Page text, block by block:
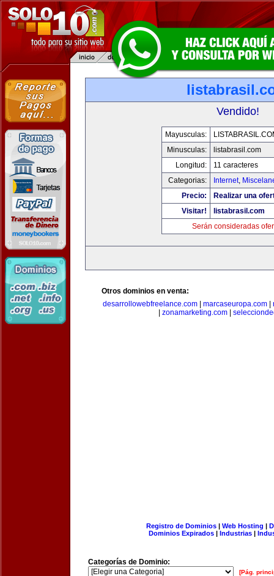
Vendido!
Mayusculas:
Minusculas:
listabrasil.com
Longitud:
11 caracteres
Categorias:
Internet,
Precio:
Realizar una
Visitar!
listabrasil.com
Serán consideradas
Otros dominios en venta:
desarrollowebfreelance.com| marcaseuropa.com|
zonamarketing.com
Registro de Dominios| Web Hosting |
Dominios Expirados | Industrias |
Categorías de Dominio:
[Pág.